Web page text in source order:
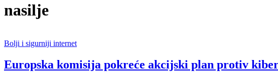
nasilje
Bolji i sigurniji internet
Europska komisija pokreće akciјski plan protiv